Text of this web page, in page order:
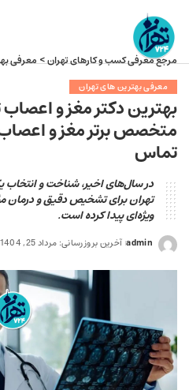
مرجع معرفی کسب و کارهای تهران > معرفی
معرفی بهترین های تهران
متخصص برتر مغز و
تماس
در سال‌های اخیر، شناخت و
تهران برای تشخیص دقیق و درمان
ویژه‌ای پیدا کرده است.
admin آخرین بروزرسانی: مرداد 25, 1404